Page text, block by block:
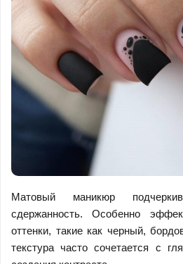
Матовый маникюр
сдержанность. Особенно
оттенки, такие как черный,
текстура часто сочетается с